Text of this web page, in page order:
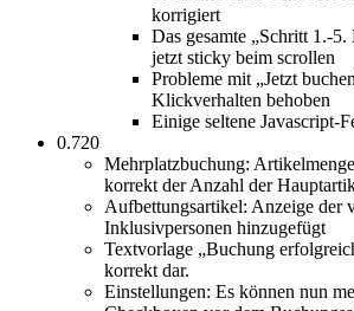
korrigiert
Das gesamte „Schritt 1.-
jetzt sticky beim scrollen
Probleme mit „Jetzt
Klickverhalten behoben
Einige seltene Javascript-
0.720
Mehrplatzbuchung:
korrekt der Anzahl der
Aufbettungsartikel: Anzeige der
Inklusivpersonen hinzugefügt
Textvorlage „Buchung
korrekt dar.
Einstellungen: Es können nun